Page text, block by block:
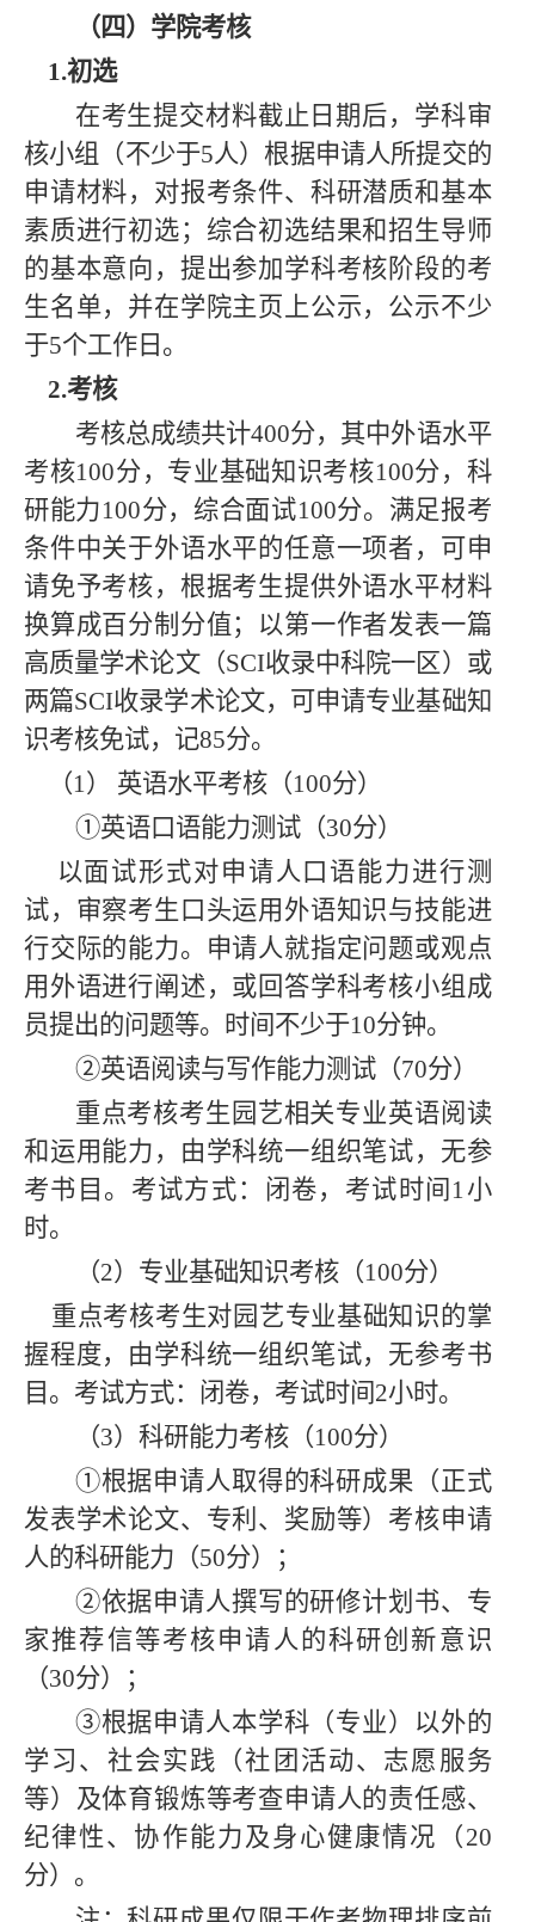
（四）学院考核
1.初选
在考生提交材料截止日期后，学科审
核小组（不少于5人）根据申请人所提交的
申请材料，对报考条件、科研潜质和基本
素质进行初选；综合初选结果和招生导师
的基本意向，提出参加学科考核阶段的考
生名单，并在学院主页上公示，公示不少
于5个工作日。
2.考核
考核总成绩共计400分，其中外语水平
考核100分，专业基础知识考核100分，科
研能力100分，综合面试100分。满足报考
条件中关于外语水平的任意一项者，可申
请免予考核，根据考生提供外语水平材料
换算成百分制分值；以第一作者发表一篇
高质量学术论文（SCI收录中科院一区）或
两篇SCI收录学术论文，可申请专业基础知
识考核免试，记85分。
（1）
英语水平考核（100分）
①英语口语能力测试（30分）
以面试形式对申请人口语能力进行测
试，审察考生口头运用外语知识与技能进
行交际的能力。申请人就指定问题或观点
用外语进行阐述，或回答学科考核小组成
员提出的问题等。时间不少于10分钟。
②英语阅读与写作能力测试（70分）
重点考核考生园艺相关专业英语阅读
和运用能力，由学科统一组织笔试，无参
考书目。考试方式：闭卷，考试时间1小
时。
（2）专业基础知识考核（100分）
重点考核考生对园艺专业基础知识的掌
握程度，由学科统一组织笔试，无参考书
目。考试方式：闭卷，考试时间2小时。
（3）科研能力考核（100分）
①根据申请人取得的科研成果（正式
发表学术论文、专利、奖励等）考核申请
人的科研能力（50分）；
②依据申请人撰写的研修计划书、专
家推荐信等考核申请人的科研创新意识
（30分）；
③根据申请人本学科（专业）以外的
学习、社会实践（社团活动、志愿服务
等）及体育锻炼等考查申请人的责任感、
纪律性、协作能力及身心健康情况（20
分）。